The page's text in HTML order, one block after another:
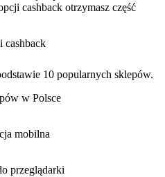
cashback otrzymasz część
cashback
10 popularnych sklepów.
w Polsce
mobilna
przeglądarki